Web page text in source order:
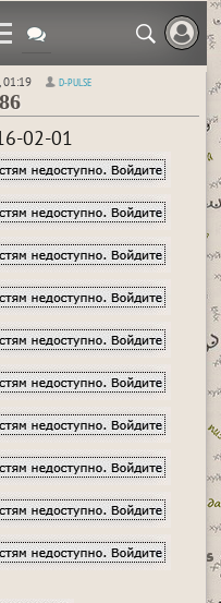
01:19 D-PULSE
02-01